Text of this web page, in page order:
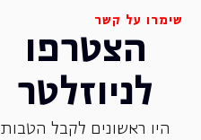
שימרו על קשר
הצטרפו
לניוזלטר
היו ראשונים לקבל הטבות